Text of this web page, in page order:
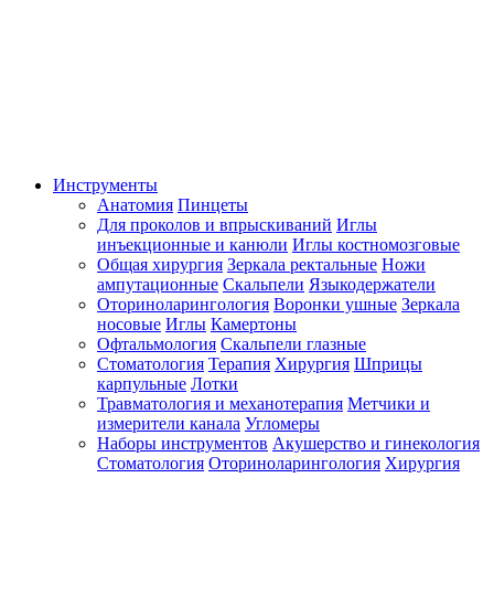
Инструменты
Анатомия Пинцеты
Для проколов и впрыскиваний Иглы
инъекционные и канюли Иглы костномозговые
Общая хирургия Зеркала ректальные Ножи
ампутационные Скальпели Языкодержатели
Оториноларингология Воронки ушные Зеркала
носовые Иглы Камертоны
Офтальмология Скальпели глазные
Стоматология Терапия Хирургия Шприцы
карпульные Лотки
Травматология и механотерапия Метчики и
измерители канала Угломеры
Наборы инструментов Акушерство и гинекология
Стоматология Оториноларингология Хирургия